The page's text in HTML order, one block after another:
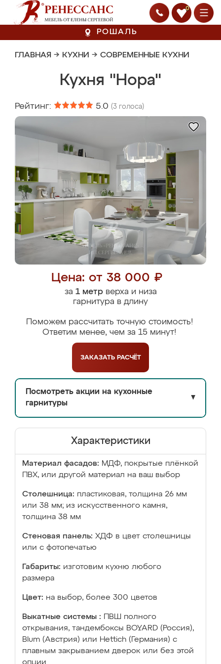
0
РОШАЛЬ
ГЛАВНАЯ → КУХНИ → СОВРЕМЕННЫЕ КУХНИ
Кухня "Нора"
Рейтинг: 5.0 (3 голоса)
Цена: от 38 000 ₽
за 1 метрверха и низа
гарнитура в длину
Поможем рассчитать точную стоимость!
Ответим менее, чем за 15 минут!
ЗАКАЗАТЬ РАСЧЁТ
Посмотреть акции на кухонные
гарнитуры
▼
Характеристики
Материал фасадов: МДФ, покрытые плёнкой
ПВХ, или другой материал на ваш выбор
Столешница: пластиковая, толщина 26 мм
или 38 мм; из искусственного камня,
толщина 38 мм
Стеновая панель: ХДФ в цвет столешницы
или с фотопечатью
Габариты: изготовим кухню любого
размера
Цвет: на выбор, более 300 цветов
Выкатные системы :
ПВШ полного
открывания, тандембоксы BOYARD (Россия),
Blum (Австрия) или Hettich (Германия) с
плавным закрыванием дверок или без этой